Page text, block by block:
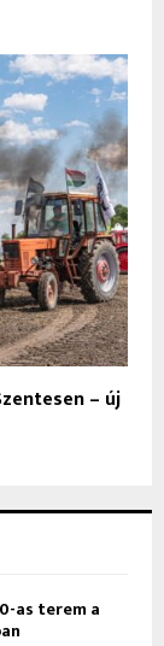
– új
as terem a